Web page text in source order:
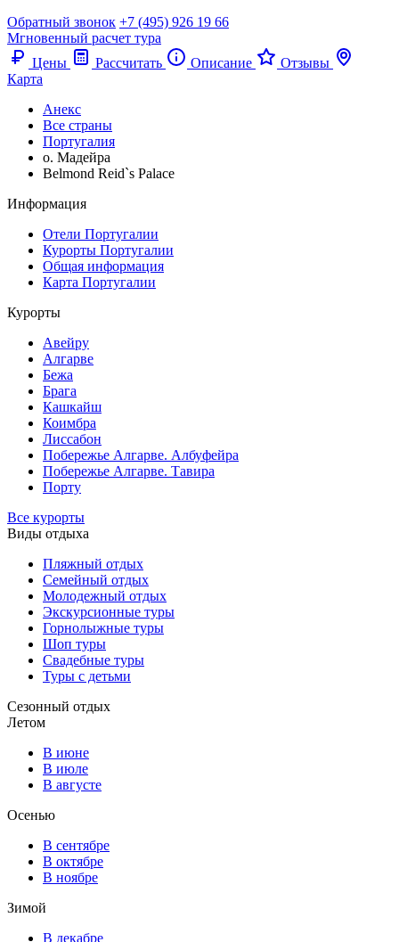
Обратный звонок +7 (495) 926 19 66
Мгновенный расчет тура
Цены
Рассчитать Описание
Отзывы
Карта
Анекс
Все страны
Португалия
о. Мадейра
Belmond Reid`s Palace
Информация
Отели Португалии
Курорты Португалии
Общая информация
Карта Португалии
Курорты
Авейру
Алгарве
Бежа
Брага
Кашкайш
Коимбра
Лиссабон
Побережье Алгарве. Албуфейра
Побережье Алгарве. Тавира
Порту
Все курорты
Виды отдыха
Пляжный отдых
Семейный отдых
Молодежный отдых
Экскурсионные туры
Горнолыжные туры
Шоп туры
Свадебные туры
Туры с детьми
Сезонный отдых
Летом
В июне
В июле
В августе
Осенью
В сентябре
В октябре
В ноябре
Зимой
В декабре